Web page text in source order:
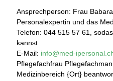
Ansprechperson: Frau
Personalexpertin und das
Telefon: 044 515 57 61,
kannst
E-Mail: info@med-
Pflegefachfrau
Medizinbereich {Ort}